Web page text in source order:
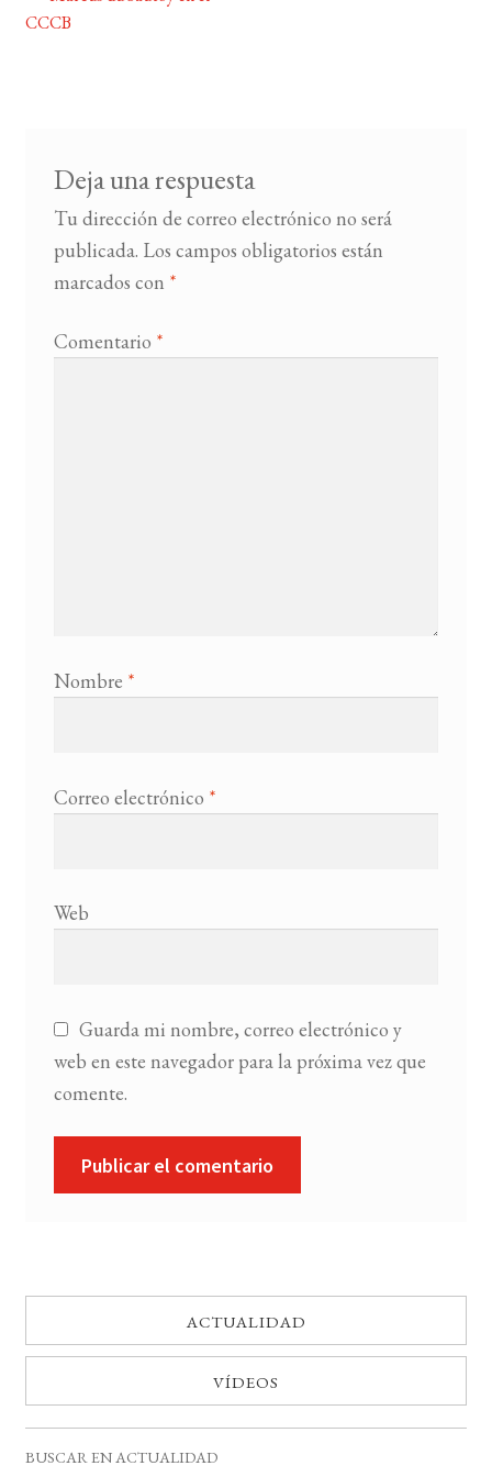
de
CCCB
Deja una respuesta
Tu dirección de correo electrónico no será
publicada. Los campos obligatorios están
marcados con *
Comentario *
Nombre *
Correo electrónico *
Web
Guarda mi nombre, correo electrónico y
web en este navegador para la próxima vez que
comente.
ACTUALIDAD
VÍDEOS
BUSCAR EN ACTUALIDAD